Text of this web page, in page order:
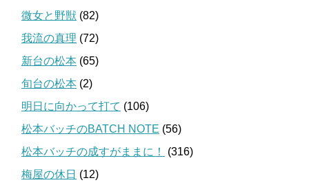
微女と野獣 (82)
我流の真理 (72)
新台の松本 (65)
旬台の松本 (2)
明日に向かって打て (106)
松本バッチのBATCH NOTE (56)
松本バッチの成すがままに！
(316)
梅屋の休日 (12)